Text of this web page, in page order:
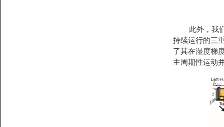
此外，我们
持续运行的三
了其在湿度梯
主周期性运动